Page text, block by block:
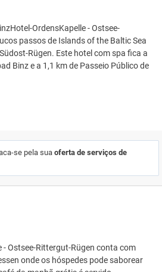
OrdensKapelle - Ostsee-
passos de Islands of the Baltic Sea
Rügen. Este hotel com spa fica a
Binz e a 1,1 km de Passeio Público de
se pela sua oferta de serviços de
- Ostsee-Rittergut-Rügen conta com
onde os hóspedes pode saborear